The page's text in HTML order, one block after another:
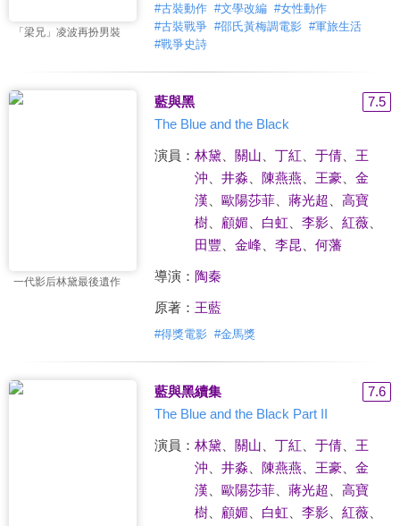
「梁兄」凌波再扮男裝
#古裝動作 #文學改編 #女性動作
#古裝戰爭 #邵氏黃梅調電影 #軍旅生活
#戰爭史詩
一代影后林黛最後遺作
藍與黑
7.5
The Blue and the Black
演員： 林黛 關山 丁紅 于倩、 王
沖
井淼 陳燕燕 王豪
金
漢
歐陽莎菲、 蔣光超
高寶
樹、 顧媚 白虹、 李影、 紅薇、
田豐
金峰、 李昆、 何藩
導演： 陶秦
原著： 王藍
#得獎電影 #金馬獎
藍與黑續集
7.6
The Blue and the Black Part II
演員： 林黛 關山 丁紅 于倩、 王
沖
井淼 陳燕燕 王豪
金
漢
歐陽莎菲、 蔣光超
高寶
樹、 顧媚 白虹、 李影、 紅薇、